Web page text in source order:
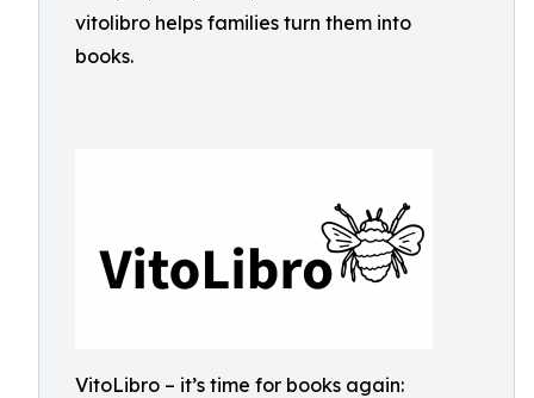
vitolibro helps families turn them into
books.
VitoLibro – it’s time for books again: